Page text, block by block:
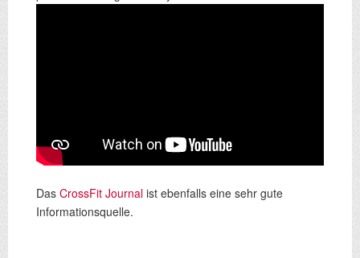
Das CrossFit Journal ist ebenfalls eine sehr gute
Informationsquelle.